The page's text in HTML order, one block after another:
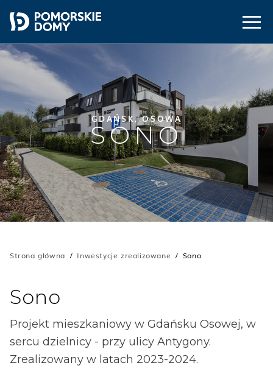
GDAŃSK, OSOWA
SONO
Strona główna Inwestycje zrealizowane Sono
Sono
Projekt mieszkaniowy w Gdańsku Osowej, w
sercu dzielnicy - przy ulicy Antygony.
Zrealizowany w latach 2023-2024.